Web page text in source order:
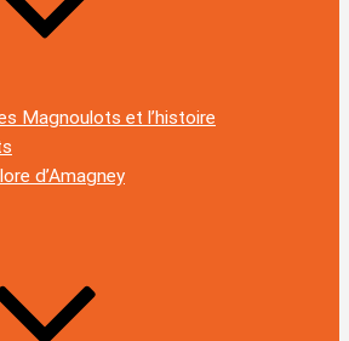
Magnoulots et l’histoire
d’Amagney